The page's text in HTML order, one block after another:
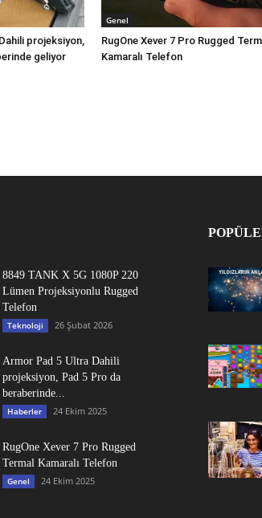
projeksiyon,
geliyor
Genel
RugOne Xever 7 Pro Rugged
Kamaralı Telefon
8849 TANK X 5G 1080P 220
Lümen Projeksiyonlu Rugged
Telefon
Teknoloji 26 Şubat 2026
Armor Pad 5 Ultra Dahili
projeksiyon, Pad 5 Pro da
beraberinde...
Haberler 24 Ekim 2025
RugOne Xever 7 Pro Rugged
Termal Kamaralı Telefon
Genel 24 Ekim 2025